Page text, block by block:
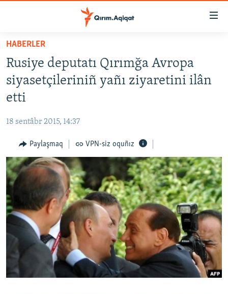
Esas
qaytmaq
Baş
navigatsiyağa
qaytmaq
Qıdıruvğa
SİYASET
İQTİSADİYAT
MEDENİYET
İNSAN AQLARI
VİDEO
SÜRET
BLOGLAR
FİKİR
Русский
Українською
HABERLER
Rusiye deputatı Qırımğa Avropa
siyasetçileriniñ yañı ziyaretini ilân
etti
18 sentâbr 2015, 14:37
Paylaşmaq VPN-siz oquñız